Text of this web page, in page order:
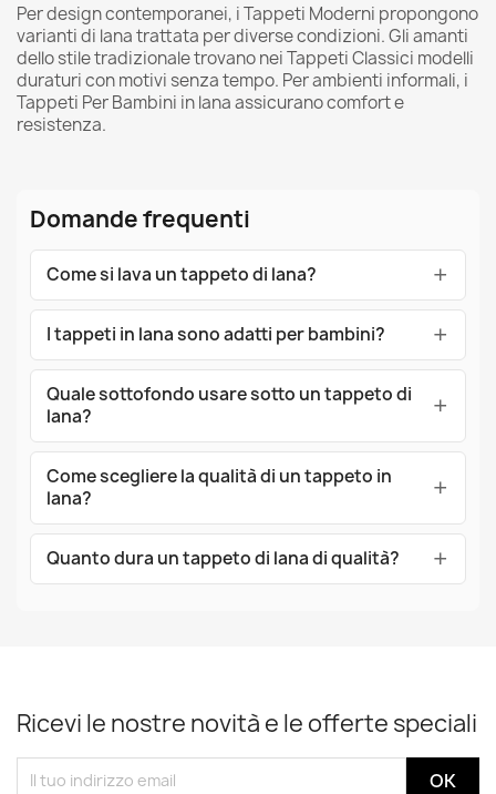
Per design contemporanei, iTappeti Moderni propongono
varianti di lana trattata per diverse condizioni. Gli amanti
dello stile tradizionale trovano neiTappeti Classici modelli
duraturi con motivi senza tempo. Per ambienti informali, i
Tappeti Per Bambini in lana assicurano comfort e
resistenza.
Domande frequenti
Come si lava un tappeto di lana?
I tappeti in lana sono adatti per bambini?
Quale sottofondo usare sotto un tappeto di
lana?
Come scegliere la qualità di un tappeto in
lana?
Quanto dura un tappeto di lana di qualità?
Ricevi le nostre novità e le offerte speciali